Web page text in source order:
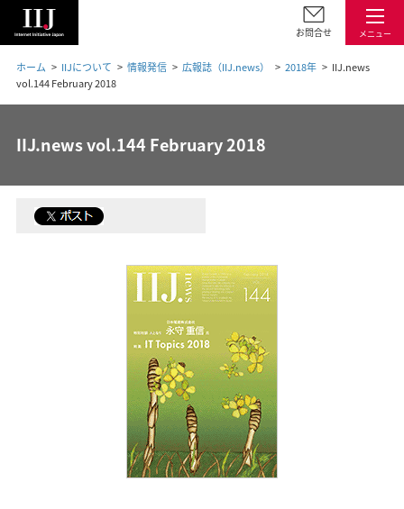
メニュー
お問合せ
ホーム IIJについて 情報発信 広報誌（IIJ.news） 2018年
IIJ.news
vol.144 February 2018
IIJ.news vol.144 February 2018